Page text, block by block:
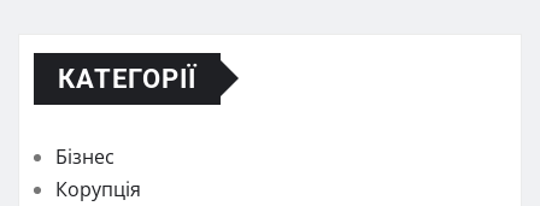
КАТЕГОРІЇ
Бізнес
Корупція